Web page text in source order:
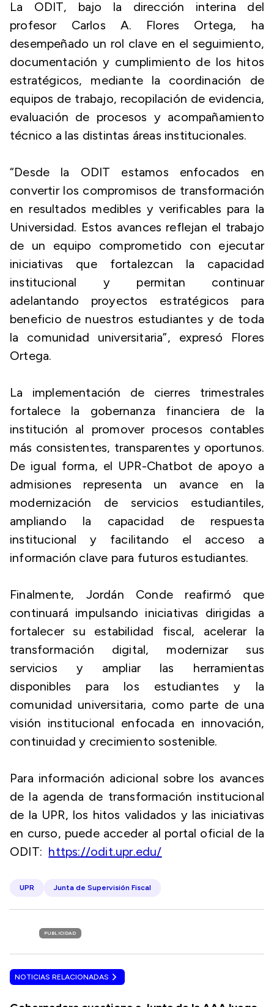
La ODIT, bajo la dirección interina del
profesor Carlos A. Flores Ortega, ha
desempeñado un rol clave en el seguimiento,
documentación y cumplimiento de los hitos
estratégicos, mediante la coordinación de
equipos de trabajo, recopilación de evidencia,
evaluación de procesos y acompañamiento
técnico a las distintas áreas institucionales.
“Desde la ODIT estamos enfocados en
convertir los compromisos de transformación
en resultados medibles y verificables para la
Universidad. Estos avances reflejan el trabajo
de un equipo comprometido con ejecutar
iniciativas que fortalezcan la capacidad
institucional y permitan continuar
adelantando proyectos estratégicos para
beneficio de nuestros estudiantes y de toda
la comunidad universitaria”, expresó Flores
Ortega.
La implementación de cierres trimestrales
fortalece la gobernanza financiera de la
institución al promover procesos contables
más consistentes, transparentes y oportunos.
De igual forma, el UPR-Chatbot de apoyo a
admisiones representa un avance en la
modernización de servicios estudiantiles,
ampliando la capacidad de respuesta
institucional y facilitando el acceso a
información clave para futuros estudiantes.
Finalmente, Jordán Conde reafirmó que
continuará impulsando iniciativas dirigidas a
fortalecer su estabilidad fiscal, acelerar la
transformación digital, modernizar sus
servicios y ampliar las herramientas
disponibles para los estudiantes y la
comunidad universitaria, como parte de una
visión institucional enfocada en innovación,
continuidad y crecimiento sostenible.
Para información adicional sobre los avances
de la agenda de transformación institucional
de la UPR, los hitos validados y las iniciativas
en curso, puede acceder al portal oficial de la
ODIT: https://odit.upr.edu/
UPR Junta de Supervisión Fiscal
PUBLICIDAD
NOTICIAS RELACIONADAS